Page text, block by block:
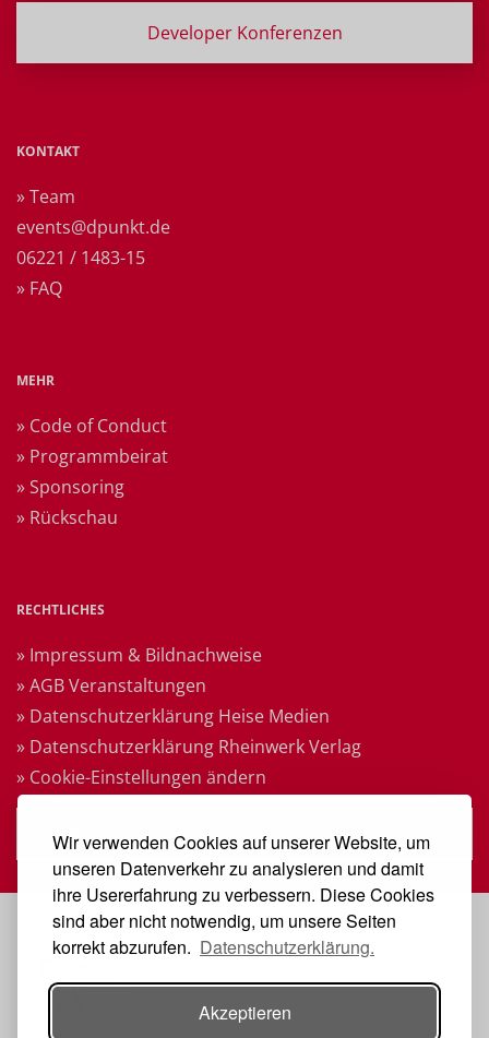
Wir verwenden Cookies auf unserer Website, um
unseren Datenverkehr zu analysieren und damit
ihre Usererfahrung zu verbessern. Diese Cookies
sind aber nicht notwendig, um unsere Seiten
korrekt abzurufen. Datenschutzerklärung.
Akzeptieren
Developer Konferenzen
KONTAKT
» Team
events@dpunkt.de
06221 / 1483-15
» FAQ
MEHR
» Code of Conduct
» Programmbeirat
» Sponsoring
» Rückschau
RECHTLICHES
» Impressum & Bildnachweise
» AGB Veranstaltungen
» Datenschutzerklärung Heise Medien
» Datenschutzerklärung Rheinwerk Verlag
» Cookie-Einstellungen ändern
» Vertrag widerrufen
VERANSTALTER